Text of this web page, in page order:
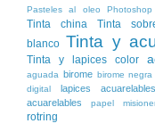
Pasteles al oleo Photoshop
Tinta china
Tinta
blanco Tinta y
Tinta y lapices color
aguada birome birome negra
digital
lapices acuarelables
acuarelables
papel
rotring